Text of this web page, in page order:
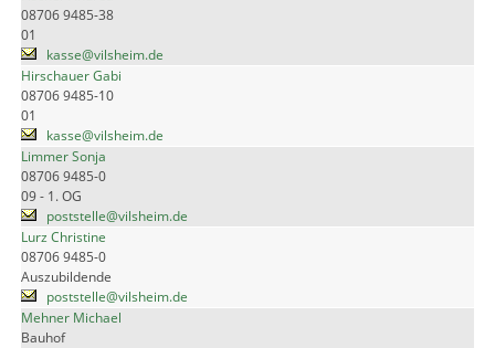
08706 9485-38
01
kasse@vilsheim.de
Hirschauer Gabi
08706 9485-10
01
kasse@vilsheim.de
Limmer Sonja
08706 9485-0
09 - 1. OG
poststelle@vilsheim.de
Lurz Christine
08706 9485-0
Auszubildende
poststelle@vilsheim.de
Mehner Michael
Bauhof